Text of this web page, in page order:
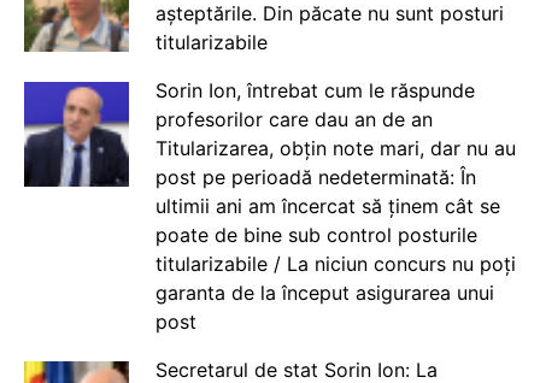
așteptările. Din păcate nu sunt posturi
titularizabile
Sorin Ion, întrebat cum le răspunde
profesorilor care dau an de an
Titularizarea, obțin note mari, dar nu au
post pe perioadă nedeterminată: În
ultimii ani am încercat să ținem cât se
poate de bine sub control posturile
titularizabile / La niciun concurs nu poți
garanta de la început asigurarea unui
post
Secretarul de stat Sorin Ion: La